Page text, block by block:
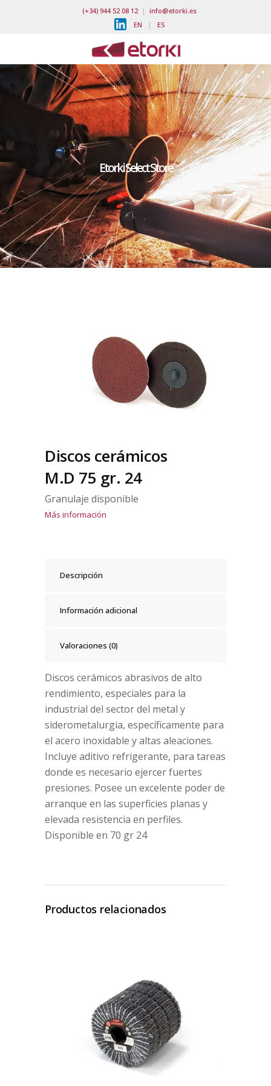
(+34) 944 52 08 12| info@etorki.es
EN | ES
Etorki Select Store
Discos cerámicos
M.D 75 gr. 24
Granulaje disponible
Más información
Descripción
Información adicional
Valoraciones (0)
Discos cerámicos abrasivos de alto
rendimiento, especiales para la
industrial del sector del metal y
siderometalurgia, específicamente para
el acero inoxidable y altas aleaciones.
Incluye aditivo refrigerante, para tareas
donde es necesario ejercer fuertes
presiones. Posee un excelente poder de
arranque en las superficies planas y
elevada resistencia en perfiles.
Disponible en 70 gr 24
Productos relacionados